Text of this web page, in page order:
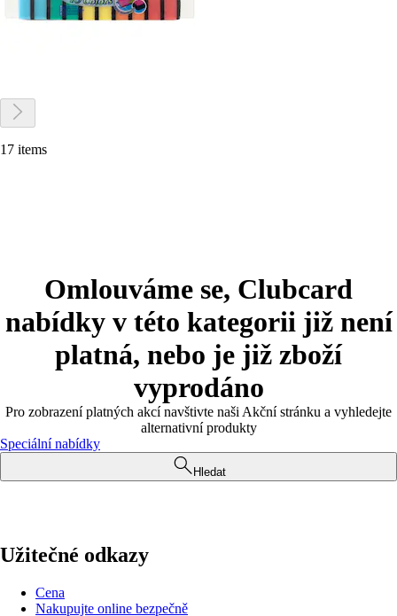
17 items
Omlouváme se, Clubcard
nabídky v této kategorii již není
platná, nebo je již zboží
vyprodáno
Pro zobrazení platných akcí navštivte naši Akční stránku a vyhledejte
alternativní produkty
Speciální nabídky
Hledat
Užitečné odkazy
Cena
Nakupujte online bezpečně